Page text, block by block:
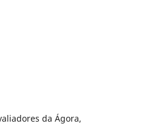
da Ágora,